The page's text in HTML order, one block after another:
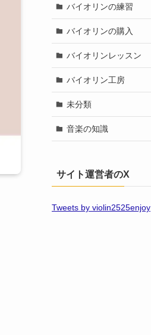
バイオリンの練習
バイオリンの購入
バイオリンレッスン
バイオリン工房
未分類
音楽の知識
サイト運営者のX
Tweets by violin2525enjoy